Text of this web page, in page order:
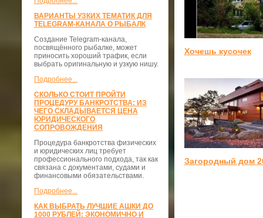
ВАРИАНТЫ УЗКИХ ТЕМАТИК ДЛЯ
TELEGRAM-КАНАЛА О РЫБАЛК
Создание Telegram-канала,
посвящённого рыбалке, может
приносить хороший трафик, если
выбрать оригинальную и узкую нишу.
Подробнее...
СКОЛЬКО СТОИТ ПРОЙТИ
ПРОЦЕДУРУ БАНКРОТСТВА: ИЗ
ЧЕГО СКЛАДЫВАЕТСЯ ЦЕНА
ЮРИДИЧЕСКОГО
СОПРОВОЖДЕНИЯ
Процедура банкротства физических
и юридических лиц требует
профессионального подхода, так как
связана с документами, судами и
финансовыми обязательствами.
Подробнее...
КАК ВЫБРАТЬ ЛУЧШИЕ АШКИ ДО
1000 РУБЛЕЙ: ЭКОНОМИЧНО И
Хочешь кусочек
Загородный дом